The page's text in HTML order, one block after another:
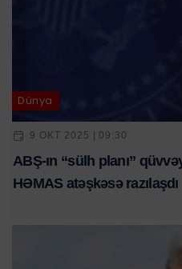
Dünya
9 OKT 2025 | 09:30
ABŞ-ın “sülh planı”
HƏMAS atəşkəsə razılaşdı